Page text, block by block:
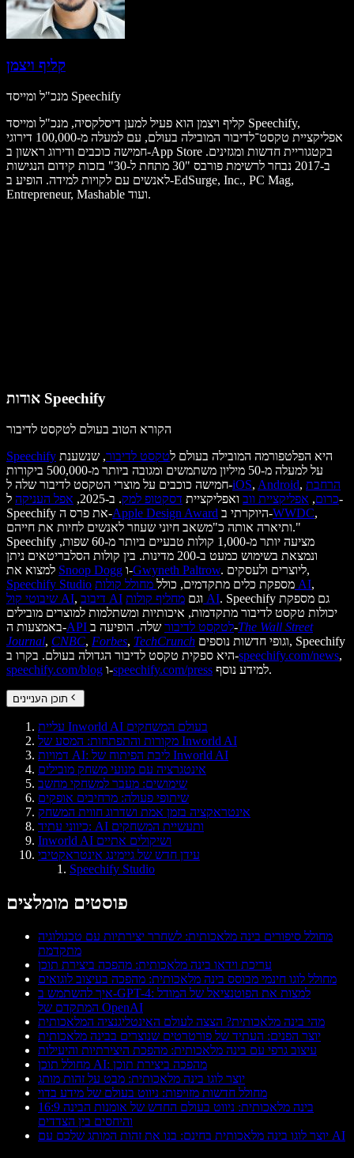
קליף ויצמן
מנכ"ל ומייסד Speechify
קליף ויצמן הוא פעיל למען דיסלקסיה, מנכ"ל ומייסד Speechify,
אפליקציית טקסט־לדיבור המובילה בעולם, עם למעלה מ-100,000 דירוגי
חמישה כוכבים ודירוג ראשון ב-App Store בקטגוריית חדשות ומגזינים.
ב-2017 נבחר לרשימת פורבס "30 מתחת ל-30" בזכות קידום הנגישות
לאנשים עם לקויות למידה. הופיע ב-EdSurge, Inc., PC Mag,
Entrepreneur, Mashable ועוד.
אודות Speechify
הקורא הטוב בעולם לטקסט לדיבור
Speechify
היא הפלטפורמה המובילה בעולם לטקסט לדיבור, שנשענת
על למעלה מ-50 מיליון משתמשים ומגובה ביותר מ-500,000 ביקורות
חמישה כוכבים על מוצרי הטקסט לדיבור שלה ל-iOS, Android, הרחבת
כרום, אפליקציית ווב ואפליקציית דסקטופ למק. ב-2025, אפל העניקה ל-
Speechify את פרס ה-Apple Design Award היוקרתי ב-WWDC,
ותיארה אותה כ"משאב חיוני שעוזר לאנשים לחיות את חייהם."
Speechify מציעה יותר מ-1,000 קולות טבעיים ביותר מ-60 שפות,
ונמצאת בשימוש כמעט ב-200 מדינות. בין קולות הסלבריטאים ניתן
Snoop Dogg ו-Gwyneth Paltrow
. ליוצרים ולעסקים,
Speechify Studio
מספקת כלים מתקדמים, כולל מחולל קולות AI,
שיבוטי קול AI, דיבוב AI וגם מחליף קולות AI. Speechify גם מספקת
יכולות טקסט לדיבור מתקדמות, איכותיות ומשתלמות למוצרים מובילים
באמצעות ה-
API לטקסט לדיבורשלה. הופיעה ב-The Wall Street
Journal, CNBC, Forbes, TechCrunch
היא ספקית טקסט לדיבור הגדולה בעולם. בקרו ב-speechify.com/news,
speechify.com/blog ו-speechify.com/press למידע נוסף.
תוכן העניינים
עליית Inworld AI בעולם המשחקים
מקורות והתפתחות: המסע של Inworld AI
דמויות AI: ליבת הפיתוח של Inworld AI
אינטגרציה עם מנועי משחק מובילים
שימושים: מעבר למשחקי מחשב
שיתופי פעולה: מרחיבים אופקים
אינטראקציה בזמן אמת ושדרוג חווית המשחק
כיווני עתיד: AI ותעשיית המשחקים
Inworld AI ושיקולים אתיים
עידן חדש של גיימינג אינטראקטיבי
Speechify Studio
פוסטים מומלצים
מחולל סיפורים בינה מלאכותית: לשחרר יצירתיות עם טכנולוגיה
מתקדמת
עריכת וידאו בינה מלאכותית: מהפכה ביצירת תוכן
מחולל לוגו חינמי מבוסס בינה מלאכותית: מהפכה בעיצוב לוגואים
איך להשתמש ב-GPT-4: למצות את הפוטנציאל של המודל
המתקדם של OpenAI
מהי בינה מלאכותית? הצצה לעולם האינטליגנציה המלאכותית
יוצר הפנים: העתיד של פורטרטים שנוצרים בבינה מלאכותית
עיצוב גרפי עם בינה מלאכותית: מהפכת היצירתיות והיעילות
מחולל תוכן AI: מהפכה ביצירת תוכן
יוצר לוגו בינה מלאכותית: מבט על זהות מותג
מחולל חדשות מזויפות: ניווט בעולם של מידע בדוי
16:9 בינה מלאכותית: ניווט בעולם החדש של אומנות הבינה
והיחסים בין הצדדים
יוצר לוגו בינה מלאכותית בחינם: בנו את זהות המותג שלכם עם AI